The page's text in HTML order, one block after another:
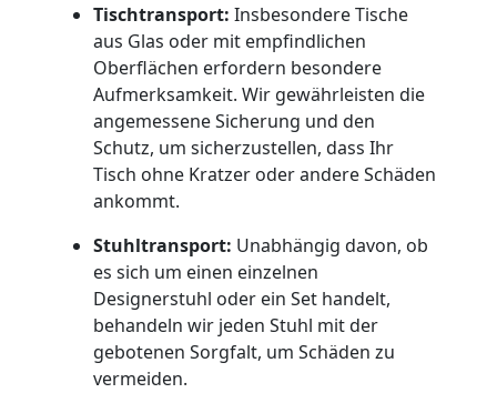
Tischtransport: Insbesondere Tische
aus Glas oder mit empfindlichen
Oberflächen erfordern besondere
Aufmerksamkeit. Wir gewährleisten die
angemessene Sicherung und den
Schutz, um sicherzustellen, dass Ihr
Tisch ohne Kratzer oder andere Schäden
ankommt.
Stuhltransport: Unabhängig davon, ob
es sich um einen einzelnen
Designerstuhl oder ein Set handelt,
behandeln wir jeden Stuhl mit der
gebotenen Sorgfalt, um Schäden zu
vermeiden.
Service-
Umzug
Leonding
Qualitäts-
Umzüge